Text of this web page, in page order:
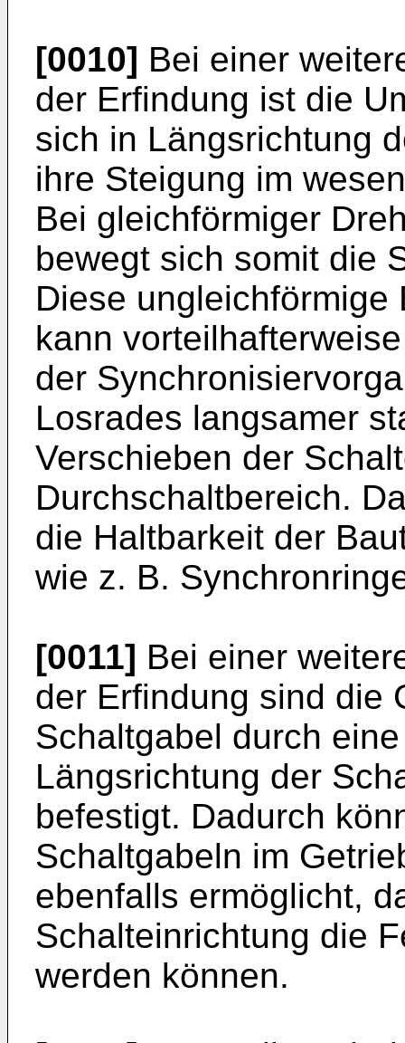
[0010] Bei einer
der Erfindung ist die
sich in Längsrichtung
ihre Steigung im
Bei gleichförmiger
bewegt sich somit die
Diese
kann
der
Losrades langsamer
Verschieben der
Durchschaltbereich.
die Haltbarkeit der
wie z. B.
[0011] Bei einer
der Erfindung sind die
Schaltgabel durch
Längsrichtung der
befestigt. Dadurch
Schaltgabeln im
ebenfalls ermöglicht,
Schalteinrichtung die
werden können.